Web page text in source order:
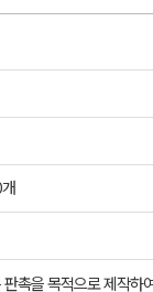
판촉을 목적으로 제작하